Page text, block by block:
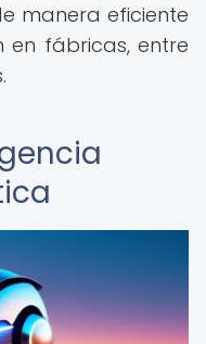
manera eficiente
en fábricas, entre